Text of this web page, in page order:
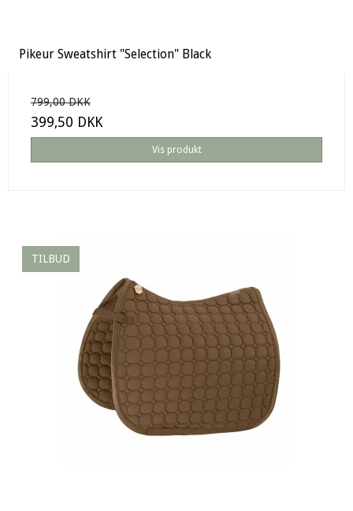
Pikeur Sweatshirt "Selection" Black
799,00 DKK
399,50 DKK
Vis produkt
TILBUD